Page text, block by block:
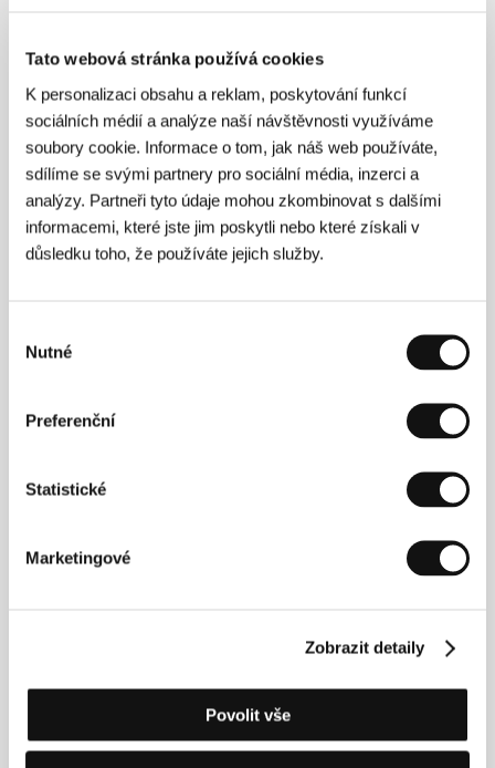
Tato webová stránka používá cookies
K personalizaci obsahu a reklam, poskytování funkcí
sociálních médií a analýze naší návštěvnosti využíváme
soubory cookie. Informace o tom, jak náš web používáte,
sdílíme se svými partnery pro sociální média, inzerci a
analýzy. Partneři tyto údaje mohou zkombinovat s dalšími
informacemi, které jste jim poskytli nebo které získali v
důsledku toho, že používáte jejich služby.
souhlasu
Nutné
Preferenční
Statistické
Marketingové
Zobrazit detaily
Povolit vše
Brad Anderson(1964, Madison, USA) studoval film
se zaměřením na etnografii na Bowdoin College v
Brunswicku v Maine a filmovou produkci v Londýně.
Jeho první snímek Darien Gapbyl v roce 1996
úspěšně uveden na festivalu v Sundance. V roce
1997 ho časopis Variety označil za jednoho z deseti
festivalu v Deauville za něj získal Velkou cenu a Cenu
letos vzbudil zaslouženou pozornost i jeho industriální
psychologický thriller
Filmax International
Vapet Production spol. s.r.o.
U družstva Repo 1061/7, 140 00, Praha 4